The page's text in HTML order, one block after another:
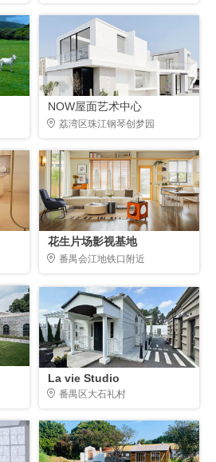
NOW屋面艺术中心
荔湾区珠江钢琴创梦园
花生片场影视基地
番禺会江地铁口附近
La vie Studio
番禺区大石礼村